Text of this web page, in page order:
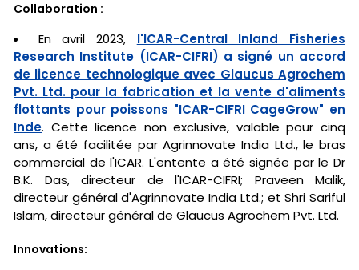
Collaboration :
En avril 2023, l'ICAR-Central Inland Fisheries
Research Institute (ICAR-CIFRI) a signé un accord
de licence technologique avec Glaucus Agrochem
Pvt. Ltd. pour la fabrication et la vente d'aliments
flottants pour poissons "ICAR-CIFRI CageGrow" en
Inde. Cette licence non exclusive, valable pour cinq
ans, a été facilitée par Agrinnovate India Ltd., le bras
commercial de l'ICAR. L'entente a été signée par le Dr
B.K. Das, directeur de l'ICAR-CIFRI; Praveen Malik,
directeur général d'Agrinnovate India Ltd.; et Shri Sariful
Islam, directeur général de Glaucus Agrochem Pvt. Ltd.
Innovations: